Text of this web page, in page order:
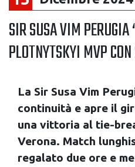
SIR SUSA VIM
PLOTNYTSKYI MVP
La Sir Susa Vim
continuità e apre il
una vittoria al tie-
Verona. Match
regalato due ore e